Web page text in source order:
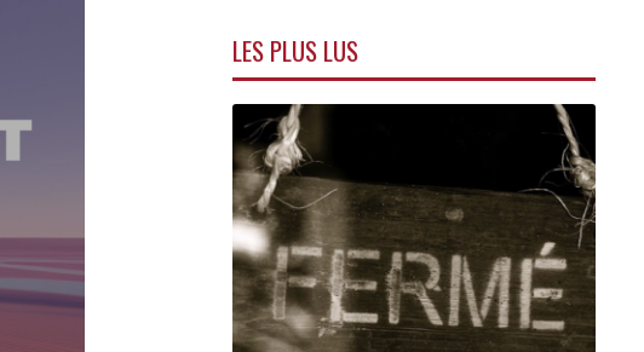
LES PLUS LUS